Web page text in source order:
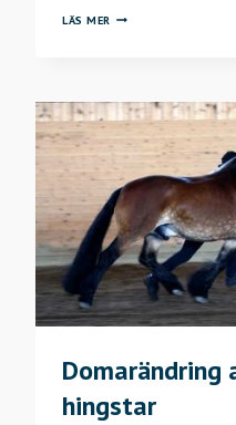
LÄS MER STÄMMA
Domarändring
hingstar